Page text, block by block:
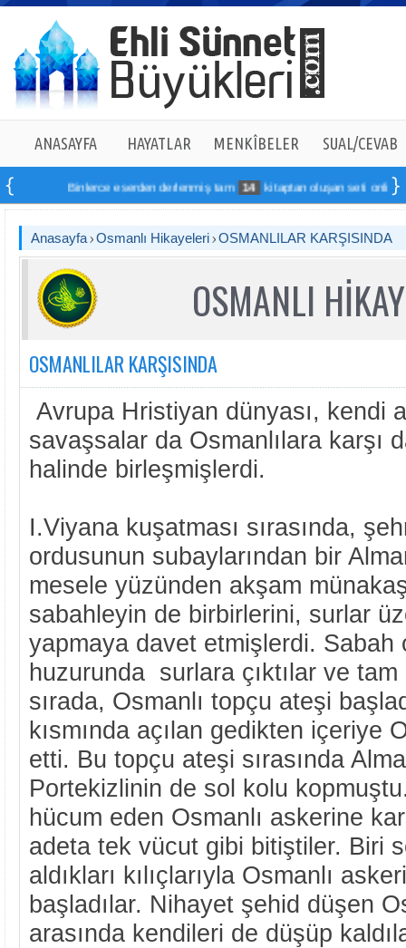
ANASAYFA HAYATLAR MENKÎBELER SUAL/CEVAB
Binlerce eserden derlenmiş tam 14 kitaptan oluşan seti online
Anasayfa Osmanlı Hikayeleri OSMANLILAR KARŞISINDA
OSMANLI
OSMANLILAR KARŞISINDA
Avrupa Hristiyan dünyası, kendi
savaşsalar da Osmanlılara karşı
halinde birleşmişlerdi.
I.Viyana kuşatması sırasında,
ordusunun subaylarından bir
mesele yüzünden akşam
sabahleyin de birbirlerini, surlar
yapmaya davet etmişlerdi. Sabah
huzurunda surlara çıktılar ve tam
sırada, Osmanlı topçu ateşi
kısmında açılan gedikten içeriye
etti. Bu topçu ateşi sırasında
Portekizlinin de sol kolu
hücum eden Osmanlı askerine
adeta tek vücut gibi bitiştiler. Biri
aldıkları kılıçlarıyla Osmanlı
başladılar. Nihayet şehid düşen
arasında kendileri de düşüp